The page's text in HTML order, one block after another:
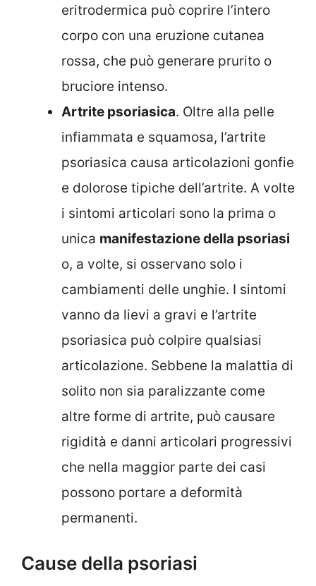
eritrodermica può coprire l’intero
corpo con una eruzione cutanea
rossa, che può generare prurito o
bruciore intenso.
Artrite psoriasica. Oltre alla pelle
infiammata e squamosa, l’artrite
psoriasica causa articolazioni gonfie
e dolorose tipiche dell’artrite. A volte
i sintomi articolari sono la prima o
unica manifestazione della psoriasi
o, a volte, si osservano solo i
cambiamenti delle unghie. I sintomi
vanno da lievi a gravi e l’artrite
psoriasica può colpire qualsiasi
articolazione. Sebbene la malattia di
solito non sia paralizzante come
altre forme di artrite, può causare
rigidità e danni articolari progressivi
che nella maggior parte dei casi
possono portare a deformità
permanenti.
Cause della psoriasi